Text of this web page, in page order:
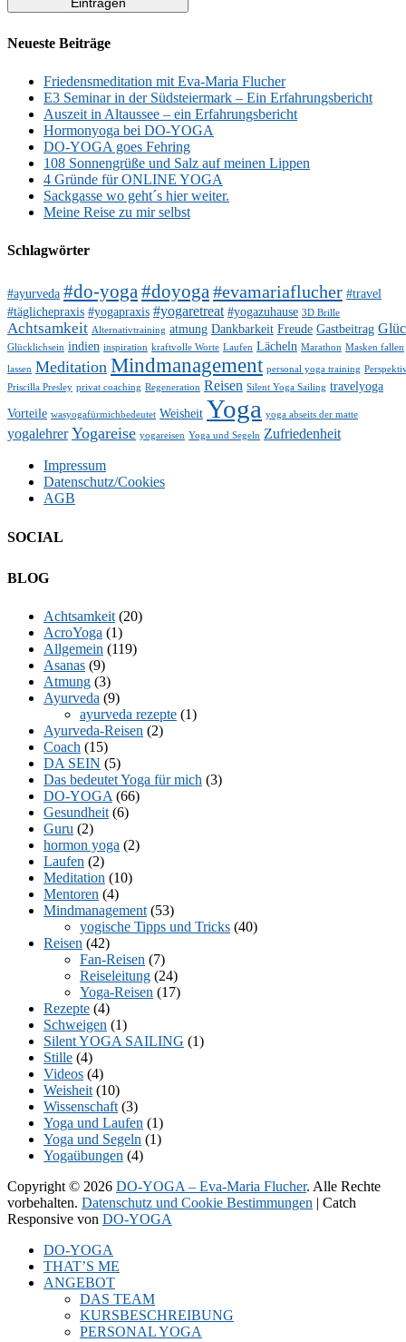
Neueste Beiträge
Friedensmeditation mit Eva-Maria Flucher
E3 Seminar in der Südsteiermark – Ein Erfahrungsbericht
Auszeit in Altaussee – ein Erfahrungsbericht
Hormonyoga bei DO-YOGA
DO-YOGA goes Fehring
108 Sonnengrüße und Salz auf meinen Lippen
4 Gründe für ONLINE YOGA
Sackgasse wo geht´s hier weiter.
Meine Reise zu mir selbst
Schlagwörter
#ayurveda #do-yoga#doyoga#evamariaflucher #travel
#täglichepraxis #yogapraxis #yogaretreat #yogazuhause 3D Brille
Achtsamkeit Alternativtraining atmung Dankbarkeit Freude Gastbeitrag
Glücklichsein indien inspiration kraftvolle Worte Laufen Lächeln Marathon Masken fallen
lassen Meditation Mindmanagement personal yoga training
Priscilla Presley privat coaching Regeneration Reisen Silent Yoga Sailing travelyoga
Vorteile wasyogafürmichbedeutet Weisheit Yoga yoga abseits der matte
yogalehrer Yogareise yogareisen Yoga und Segeln Zufriedenheit
Impressum
Datenschutz/Cookies
AGB
SOCIAL
Facebook
Twitter
E-
LinkedIn
YouTube
Instagram
BLOG
Achtsamkeit (20)
AcroYoga (1)
Allgemein (119)
Asanas (9)
Atmung (3)
Ayurveda (9)
ayurveda rezepte (1)
Ayurveda-Reisen (2)
Coach (15)
DA SEIN (5)
Das bedeutet Yoga für mich (3)
DO-YOGA (66)
Gesundheit (6)
Guru (2)
hormon yoga (2)
Laufen (2)
Meditation (10)
Mentoren (4)
Mindmanagement (53)
yogische Tipps und Tricks (40)
Reisen (42)
Fan-Reisen (7)
Reiseleitung (24)
Yoga-Reisen (17)
Rezepte (4)
Schweigen (1)
Silent YOGA SAILING (1)
Stille (4)
Videos (4)
Weisheit (10)
Wissenschaft (3)
Yoga und Laufen (1)
Yoga und Segeln (1)
Yogaübungen (4)
Copyright © 2026 DO-YOGA – Eva-Maria Flucher. Alle Rechte
vorbehalten. Datenschutz und Cookie Bestimmungen | Catch
Responsive von DO-YOGA
oben
scrollen
DO-YOGA
THAT’S ME
ANGEBOT
DAS TEAM
KURSBESCHREIBUNG
PERSONAL YOGA